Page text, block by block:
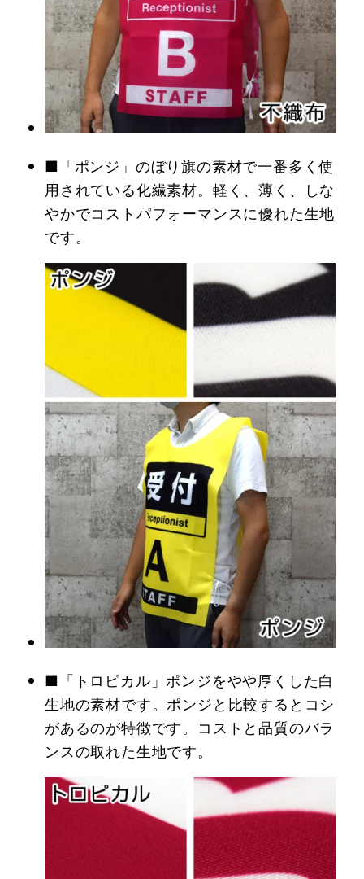
■「ポンジ」のぼり旗の素材で一番多く使
用されている化繊素材。軽く、薄く、しな
やかでコストパフォーマンスに優れた生地
です。
■「トロピカル」ポンジをやや厚くした白
生地の素材です。ポンジと比較するとコシ
があるのが特徴です。コストと品質のバラ
ンスの取れた生地です。